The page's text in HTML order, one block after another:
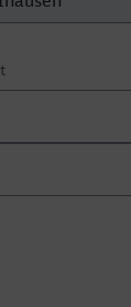
der Hinfahrt
der Hinfahrt